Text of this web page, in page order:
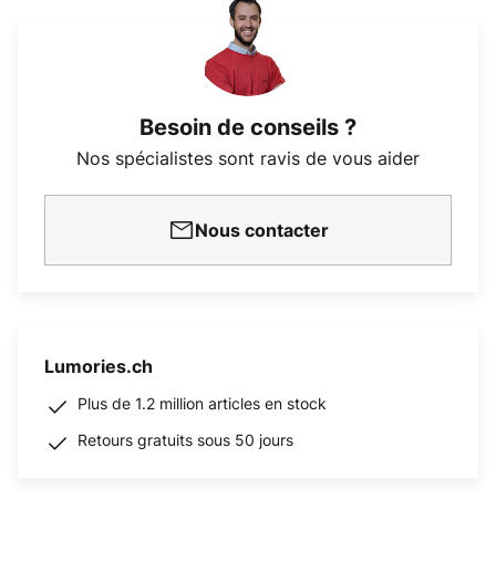
Besoin de conseils ?
Nos spécialistes sont ravis de vous aider
Nous contacter
Lumories.ch
Plus de 1.2 million articles en stock
Retours gratuits sous 50 jours